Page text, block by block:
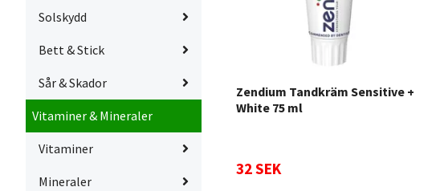
Solskydd
Bett & Stick
Sår & Skador
Vitaminer & Mineraler
Vitaminer
Mineraler
Zendium Tandkräm Sensitive +
White 75 ml
32 SEK